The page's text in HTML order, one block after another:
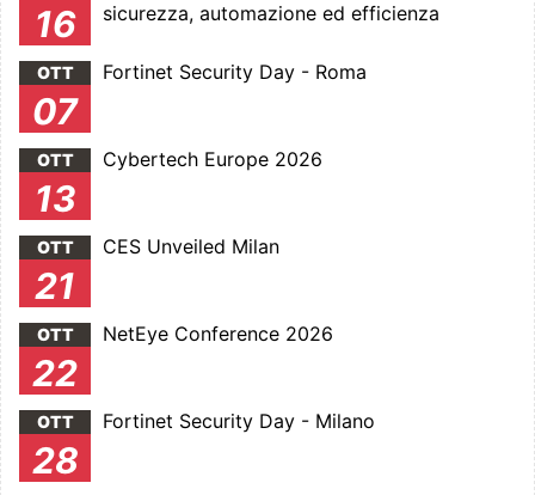
16
sicurezza, automazione ed efficienza
OTT
07
Fortinet Security Day - Roma
OTT
13
Cybertech Europe 2026
OTT
21
CES Unveiled Milan
OTT
22
NetEye Conference 2026
OTT
28
Fortinet Security Day - Milano